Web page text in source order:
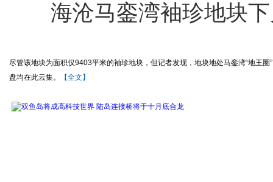
海沧马銮湾袖珍地块
尽管该地块为面积仅9403平米的袖珍地块，但记者发现，地块地处马銮湾“地王
盘均在此云集。
【全文】